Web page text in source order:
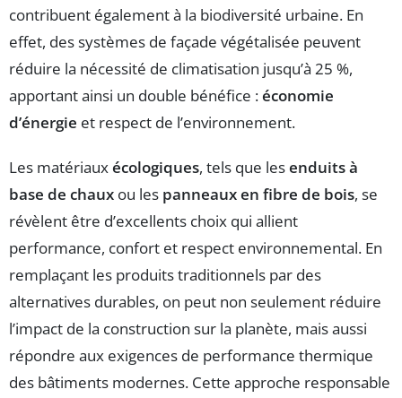
contribuent également à la biodiversité urbaine. En
effet, des systèmes de façade végétalisée peuvent
réduire la nécessité de climatisation jusqu’à 25 %,
apportant ainsi un double bénéfice :économie
d’énergie et respect de l’environnement.
Les matériauxécologiques, tels que lesenduits à
base de chaux ou les panneaux en fibre de bois, se
révèlent être d’excellents choix qui allient
performance, confort et respect environnemental. En
remplaçant les produits traditionnels par des
alternatives durables, on peut non seulement réduire
l’impact de la construction sur la planète, mais aussi
répondre aux exigences de performance thermique
des bâtiments modernes. Cette approche responsable